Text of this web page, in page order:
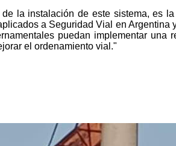
la instalación de este sistema, es
a Seguridad Vial en
puedan implementar
el ordenamiento vial."